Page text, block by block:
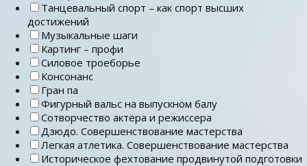
Танцевальный спорт – как спорт высших
достижений
Музыкальные шаги
Картинг – профи
Силовое троеборье
Консонанс
Гран па
Фигурный вальс на выпускном балу
Сотворчество актёра и режиссера
Дзюдо. Совершенствование мастерства
Легкая атлетика. Совершенствование мастерства
Историческое фехтование продвинутой подготовки